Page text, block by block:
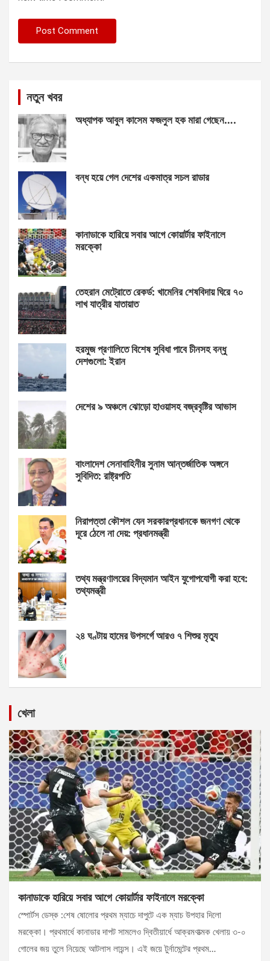
নতুন খবর
অধ্যাপক আবুল কাসেম ফজলুল হক মারা গেছেন….
বন্ধ হয়ে গেল দেশের একমাত্র সচল রাডার
কানাডাকে হারিয়ে সবার আগে কোয়ার্টার ফাইনালে
মরক্কো
তেহরান মেট্রোতে রেকর্ড: খামেনির শেষবিদায় ঘিরে ৭০
লাখ যাত্রীর যাতায়াত
হরমুজ প্রণালিতে বিশেষ সুবিধা পাবে চীনসহ বন্ধু
দেশগুলো: ইরান
দেশের ৯ অঞ্চলে ঝোড়ো হাওয়াসহ বজ্রবৃষ্টির আভাস
বাংলাদেশ সেনাবাহিনীর সুনাম আন্তর্জাতিক অঙ্গনে
সুবিদিত: রাষ্ট্রপতি
নিরাপত্তা কৌশল যেন সরকারপ্রধানকে জনগণ থেকে
দূরে ঠেলে না দেয়: প্রধানমন্ত্রী
তথ্য মন্ত্রণালয়ের বিদ্যমান আইন যুগোপযোগী করা হবে:
তথ্যমন্ত্রী
২৪ ঘণ্টায় হামের উপসর্গে আরও ৭ শিশুর মৃত্যু
খেলা
কানাডাকে হারিয়ে সবার আগে কোয়ার্টার ফাইনালে মরক্কো
স্পোর্টস ডেস্ক :শেষ ষোলোর প্রথম ম্যাচে দাপুটে এক ম্যাচ উপহার দিলো
মরক্কো। প্রথমার্ধে কানাডার দাপট সামলেও দ্বিতীয়ার্ধে আক্রমণাত্মক খেলায় ৩-০
গোলের জয় তুলে নিয়েছে আটলাস লায়ন্স। এই জয়ে টুর্নামেন্টের প্রথম…